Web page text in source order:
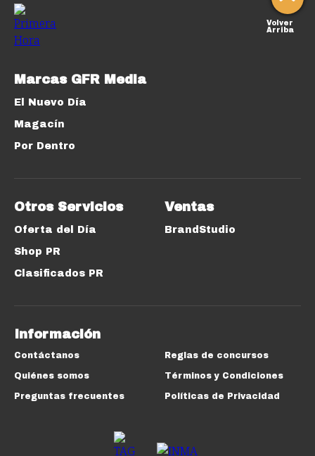
Volver
Arriba
Marcas GFR Media
El Nuevo Día
Magacín
Por Dentro
Otros Servicios
Oferta del Día
Shop PR
Clasificados PR
Ventas
BrandStudio
Información
Contáctanos
Quiénes somos
Preguntas frecuentes
Reglas de concursos
Términos y Condiciones
Políticas de Privacidad